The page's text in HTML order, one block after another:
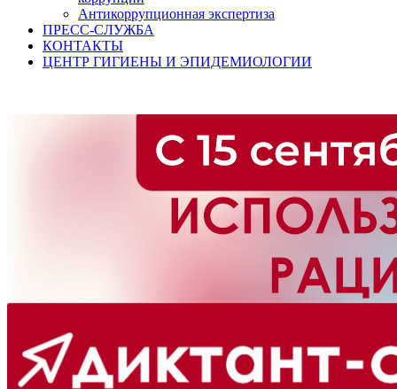
Антикоррупционная экспертиза
ПРЕСС-СЛУЖБА
КОНТАКТЫ
ЦЕНТР ГИГИЕНЫ И ЭПИДЕМИОЛОГИИ